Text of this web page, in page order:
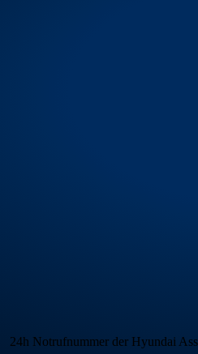
24h Notrufnummer der Hyundai